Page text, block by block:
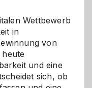
Wettbewerb
in
von
und eine
sich, ob